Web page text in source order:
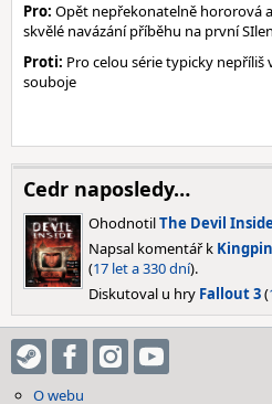
Pro: Opět nepřekonatelně hororová
skvělé navázání příběhu na první
Proti: Pro celou série typicky nepříliš
souboje
Cedr naposledy…
OhodnotilThe Devil Inside
Napsal komentář k
(17 let a 330 dní).
Diskutoval u hry Fallout 3(
O webu